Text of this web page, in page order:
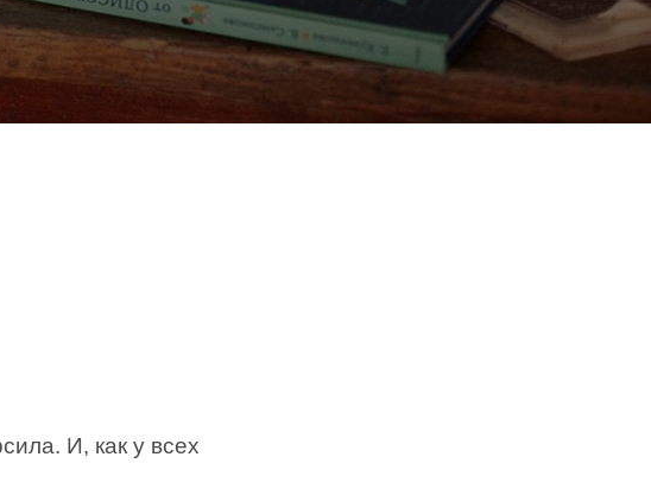
И, как у всех